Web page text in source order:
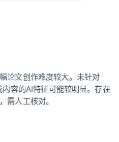
论文创作难度较大。未针对
容的AI特征可能较明显。存在
需人工核对。